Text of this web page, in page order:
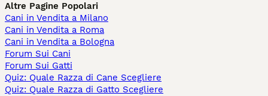
Altre Pagine Popolari
Cani in Vendita a Milano
Cani in Vendita a Roma
Cani in Vendita a Bologna
Forum Sui Cani
Forum Sui Gatti
Quiz: Quale Razza di Cane Scegliere
Quiz: Quale Razza di Gatto Scegliere